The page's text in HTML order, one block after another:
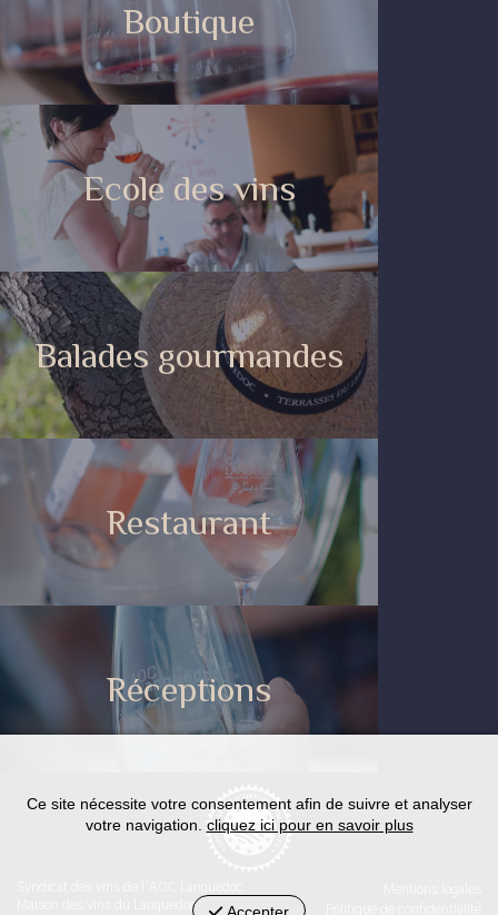
Boutique
Ecole des vins
Balades gourmandes
Restaurant
Réceptions
Maison des vins du Languedoc
Ce site nécessite votre consentement afin de suivre et analyser
votre navigation. cliquez ici pour en savoir plus